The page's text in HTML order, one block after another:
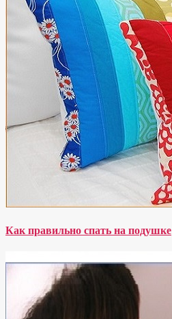
Как правильно спать на подушке